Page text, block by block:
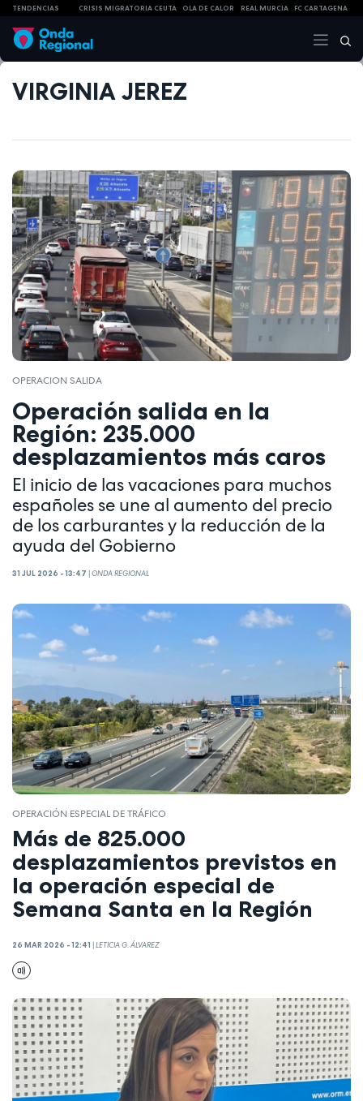
TENDENCIAS CRISIS MIGRATORIA CEUTA OLA DE CALOR REAL MURCIA FC CARTAGENA
VIRGINIA JEREZ
OPERACION SALIDA
Operación salida en la
Región: 235.000
desplazamientos más caros
El inicio de las vacaciones para muchos
españoles se une al aumento del precio
de los carburantes y la reducción de la
ayuda del Gobierno
31 JUL 2026 - 13:47 |ONDA REGIONAL
OPERACIÓN ESPECIAL DE TRÁFICO
Más de 825.000
desplazamientos previstos en
la operación especial de
Semana Santa en la Región
26 MAR 2026 - 12:41 |LETICIA G. ÁLVAREZ